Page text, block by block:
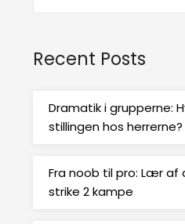
Recent Posts
Dramatik i grupperne:
stillingen hos herrerne?
Fra noob til pro: Lær
strike 2 kampe